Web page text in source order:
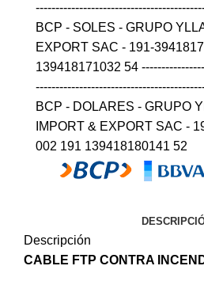
BCP - SOLES - GRUPO
EXPORT SAC - 191-
139418171032 54
BCP - DOLARES - GRUPO
IMPORT & EXPORT SAC -
002 191 139418180141 52
Descripción
CABLE FTP CONTRA